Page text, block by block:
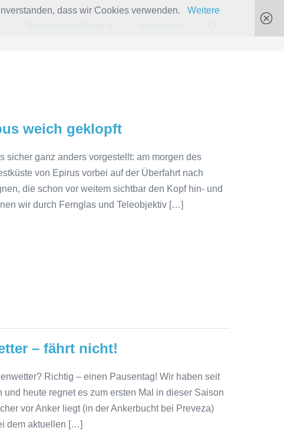
weich geklopft
sicher ganz anders vorgestellt: am morgen des
von Epirus vorbei auf der Überfahrt nach
die schon vor weitem sichtbar den Kopf hin- und
wir durch Fernglas und Teleobjektiv […]
– fährt nicht!
Richtig – einen Pausentag! Wir haben seit
heute regnet es zum ersten Mal in dieser Saison
vor Anker liegt (in der Ankerbucht bei Preveza)
dem aktuellen […]
dass wir Cookies verwenden.
Weitere